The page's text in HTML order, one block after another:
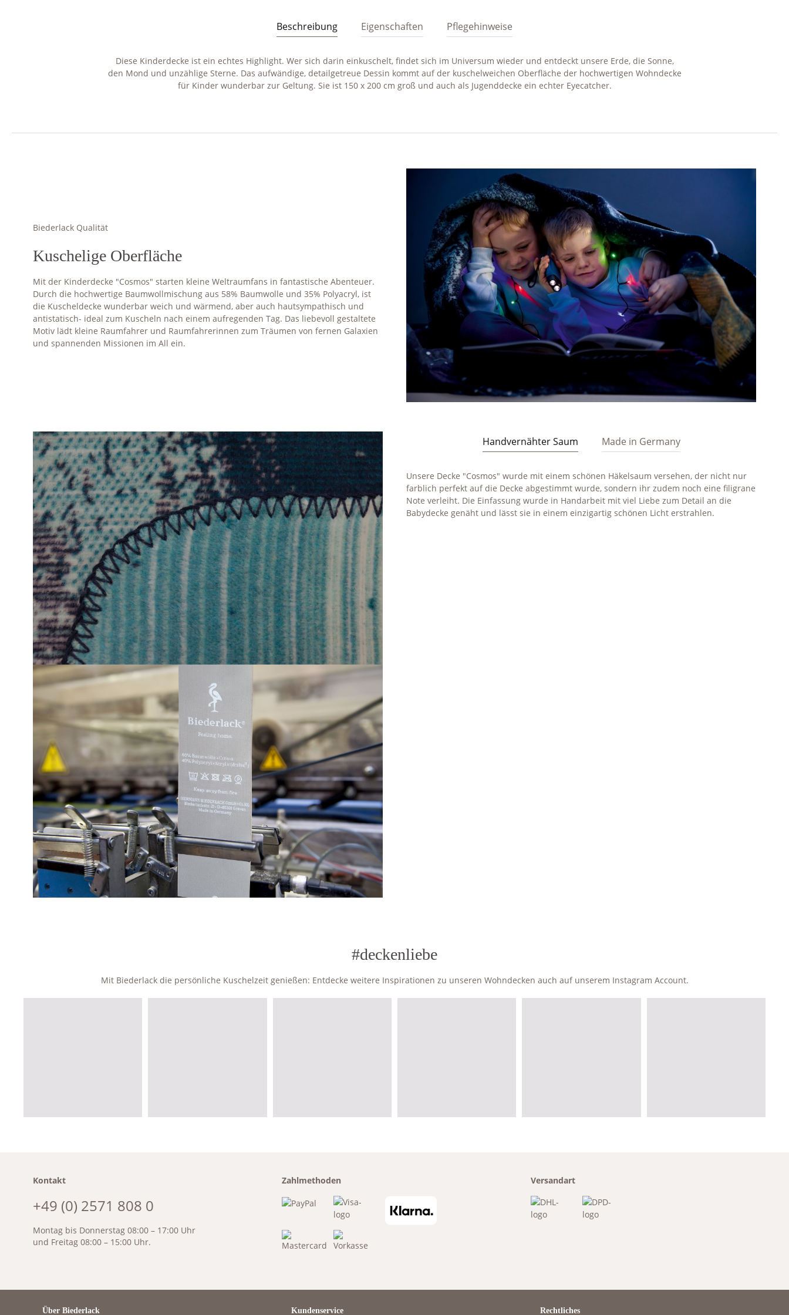
Beschreibung Eigenschaften Pflegehinweise
Diese Kinderdecke ist ein echtes Highlight. Wer sich darin einkuschelt, findet sich im Universum wieder und entdeckt unsere Erde, die Sonne,
den Mond und unzählige Sterne. Das aufwändige, detailgetreue Dessin kommt auf der kuschelweichen Oberfläche der hochwertigen Wohndecke
für Kinder wunderbar zur Geltung. Sie ist 150 x 200 cm groß und auch als Jugenddecke ein echter Eyecatcher.
Biederlack Qualität
Kuschelige Oberfläche
Mit der Kinderdecke "Cosmos" starten kleine Weltraumfans in fantastische Abenteuer.
Durch die hochwertige Baumwollmischung aus 58% Baumwolle und 35% Polyacryl, ist
die Kuscheldecke wunderbar weich und wärmend, aber auch hautsympathisch und
antistatisch- ideal zum Kuscheln nach einem aufregenden Tag. Das liebevoll gestaltete
Motiv lädt kleine Raumfahrer und Raumfahrerinnen zum Träumen von fernen Galaxien
und spannenden Missionen im All ein.
Handvernähter Saum Made in Germany
Unsere Decke "Cosmos" wurde mit einem schönen Häkelsaum versehen, der nicht nur
farblich perfekt auf die Decke abgestimmt wurde, sondern ihr zudem noch eine filigrane
Note verleiht. Die Einfassung wurde in Handarbeit mit viel Liebe zum Detail an die
Babydecke genäht und lässt sie in einem einzigartig schönen Licht erstrahlen.
#deckenliebe
Mit Biederlack die persönliche Kuschelzeit genießen: Entdecke weitere Inspirationen zu unseren Wohndecken auch auf unserem Instagram Account.
Kontakt
+49 (0) 2571 808 0
Montag bis Donnerstag 08:00 – 17:00 Uhr
und Freitag 08:00 – 15:00 Uhr.
Zahlmethoden Versandart
Über Biederlack Kundenservice Rechtliches